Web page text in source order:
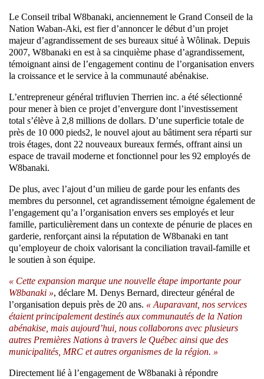
Le Conseil tribal W8banaki, anciennement le Grand Conseil de la
Nation Waban-Aki, est fier d’annoncer le début d’un projet
majeur d’agrandissement de ses bureaux situé à Wôlinak. Depuis
2007, W8banaki en est à sa cinquième phase d’agrandissement,
témoignant ainsi de l’engagement continu de l’organisation envers
la croissance et le service à la communauté abénakise.
L’entrepreneur général trifluvien Therrien inc. a été sélectionné
pour mener à bien ce projet d’envergure dont l’investissement
total s’élève à 2,8 millions de dollars. D’une superficie totale de
près de 10 000 pieds2, le nouvel ajout au bâtiment sera réparti sur
trois étages, dont 22 nouveaux bureaux fermés, offrant ainsi un
espace de travail moderne et fonctionnel pour les 92 employés de
W8banaki.
De plus, avec l’ajout d’un milieu de garde pour les enfants des
membres du personnel, cet agrandissement témoigne également de
l’engagement qu’a l’organisation envers ses employés et leur
famille, particulièrement dans un contexte de pénurie de places en
garderie, renforçant ainsi la réputation de W8banaki en tant
qu’employeur de choix valorisant la conciliation travail-famille et
le soutien à son équipe.
« Cette expansion marque une nouvelle étape importante pour
W8banaki », déclare M. Denys Bernard, directeur général de
l’organisation depuis près de 20 ans. « Auparavant, nos services
étaient principalement destinés aux communautés de la Nation
abénakise, mais aujourd’hui, nous collaborons avec plusieurs
autres Premières Nations à travers le Québec ainsi que des
municipalités, MRC et autres organismes de la région. »
Directement lié à l’engagement de W8banaki à répondre